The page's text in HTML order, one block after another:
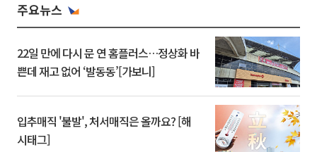
주요뉴스
22일 만에 다시 문 연 홈플러스…정상화 바
쁜데 재고 없어 ‘발동동’[가보니]
입추매직 '불발', 처서매직은 올까요? [해
시태그]